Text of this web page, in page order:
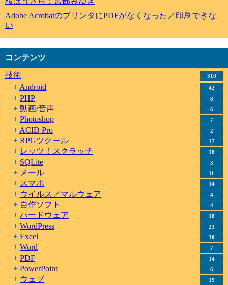
Adobe AcrobatのプリンタにPDFがなくなった／印刷できな
い
コンテンツ
技術
310
Android 42
PHP 8
動画/音声 6
Photoshop 7
ACID Pro 2
RPGツクール 17
レッツ！スクラッチ 18
SQLite 3
メール 11
スマホ 14
ウイルス／マルウェア 4
自作ソフト 4
ハードウェア 18
WordPress 23
Excel 30
Word 7
PDF 14
PowerPoint 6
ウェブ 19